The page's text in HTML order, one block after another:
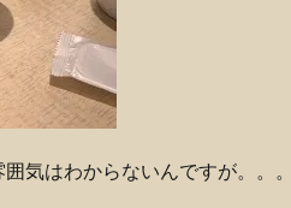
気はわからないんですが。。。